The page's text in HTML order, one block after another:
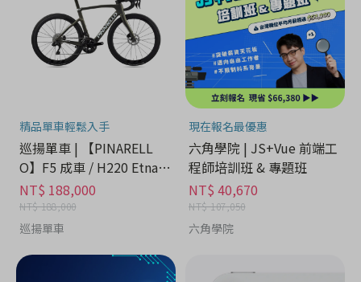
精品單車輕鬆入手
巡揚單車 | 【PINARELL
O】F5 成車 / H220 Etna B
lack Matt
NT$ 188,000
NT$ 188,000
巡揚單車
現在報名最優惠
六角學院 | JS+Vue 前端工
程師培訓班 & 專題班
NT$ 40,670
NT$ 107,050
六角學院